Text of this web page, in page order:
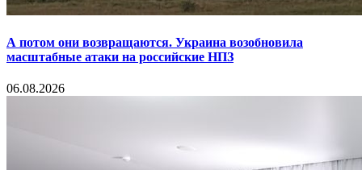
А потом они возвращаются. Украина возобновила
масштабные атаки на российские НПЗ
06.08.2026